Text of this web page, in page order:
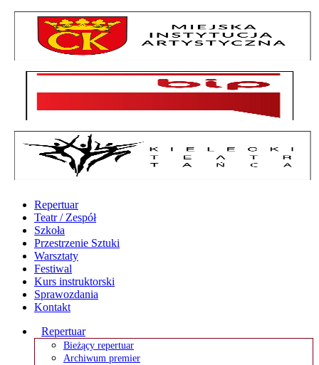
Repertuar
Teatr / Zespół
Szkoła
Przestrzenie Sztuki
Warsztaty
Festiwal
Kurs instruktorski
Sprawozdania
Kontakt
Repertuar
Bieżący repertuar
Archiwum premier